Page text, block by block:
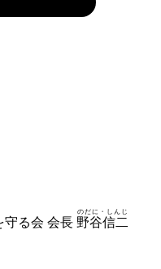
守る会 会長 野谷信二
のだに・しんじ